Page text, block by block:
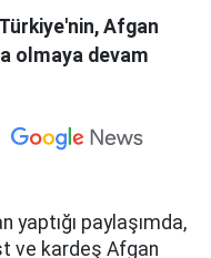
Afgan
olmaya devam
yaptığı paylaşımda,
ve kardeş Afgan